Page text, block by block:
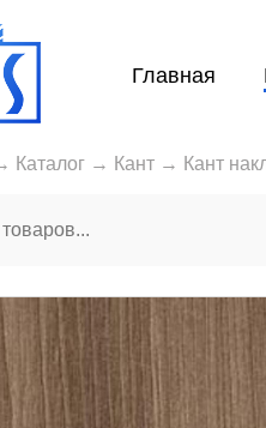
Главная
Каталог → Кант → Кант